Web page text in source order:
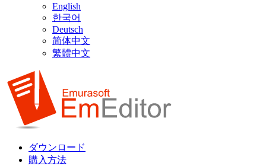
English
한국어
Deutsch
简体中文
繁體中文
ダウンロード
購入方法